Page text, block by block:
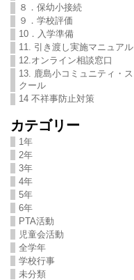
８．保幼小接続
９．学校評価
10．入学準備
11. 引き渡し実施マニュアル
12.オンライン相談窓口
13. 鹿島小コミュニティ・ス
クール
14 不祥事防止対策
カテゴリー
1年
2年
3年
4年
5年
6年
PTA活動
児童会活動
全学年
学校行事
未分類